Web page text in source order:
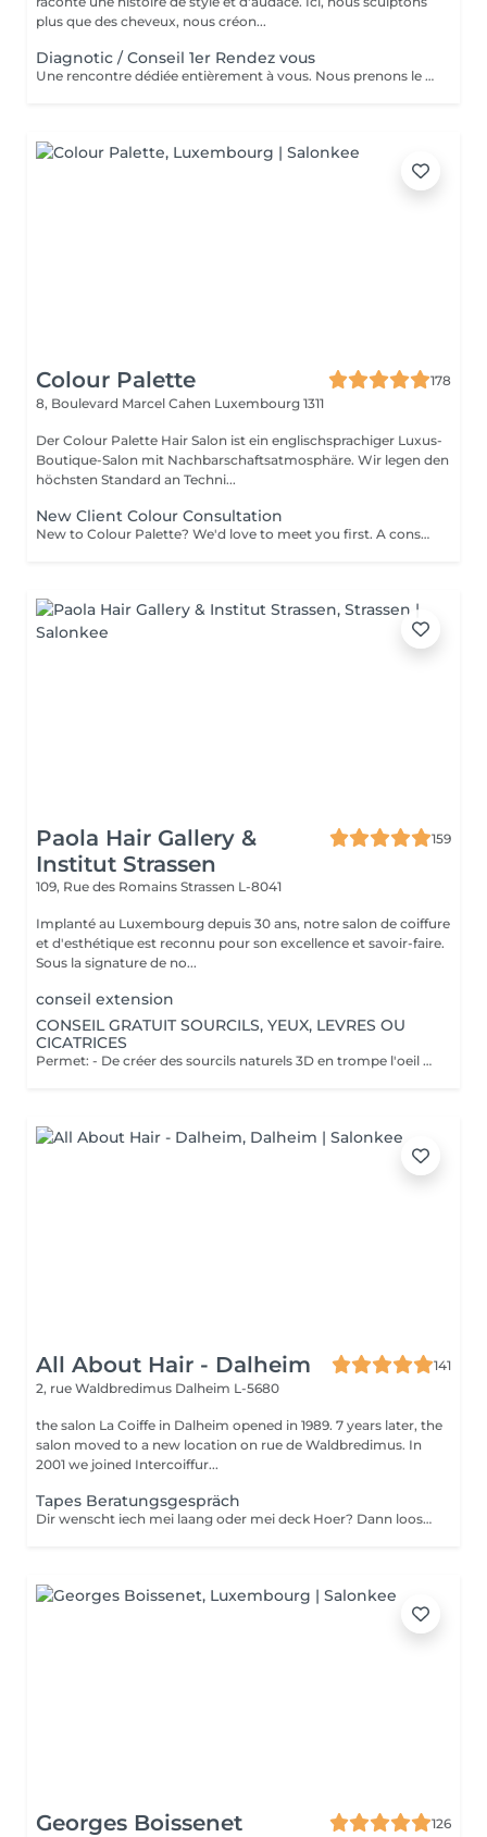
plus que des cheveux, nous créon...
Diagnotic / Conseil 1er Rendez vous
Une rencontre dédiée entièrement à vous. Nous prenons le temps d'analyser votre chevelure, de comprendre vos habitudes et d'échanger sur vos envies pour définir ensemble la routine et le style qui vous correspondent vraiment. Un moment privilégié pour poser les bases d'un suivi sur mesure.
Colour Palette
178
8, Boulevard Marcel Cahen Luxembourg 1311
Der Colour Palette Hair Salon ist ein englischsprachiger Luxus-
Boutique-Salon mit Nachbarschaftsatmosphäre. Wir legen den
höchsten Standard an Techni...
New Client Colour Consultation
New to Colour Palette? We'd love to meet you first. A consultation is required before booking any new colour service, including highlights, balayage, blonding, and colour transformations. During your consultation, we'll discuss your hair goals, assess your hair, and create a personalised colour plan together. Solid root retouch appointments are exempt from this requirement. Ideal for: Major colour changes Colour corrections First-time lightening or blonding Extension inquiries Unsure clients
Paola Hair Gallery &
Institut Strassen
159
109, Rue des Romains Strassen L-8041
Implanté au Luxembourg depuis 30 ans, notre salon de coiffure
et d'esthétique est reconnu pour son excellence et savoir-faire.
Sous la signature de no...
conseil extension
CONSEIL GRATUIT SOURCILS, YEUX, LEVRES OU
CICATRICES
Permet: - De créer des sourcils naturels 3D en trompe l'oeil en poils pour parfaire une ligne déjà existante en effet poudré. - De définir et volumiser vos lèvres dans des teintes nuées ou donner un effet légèrement maquillé. - Pour les yeux vous pouvez opter pour un trait fin au ras des cils pour un résultat discret ou un liner poudré pour un effet raffiné. Il est également possible de corriger des cicatrices. Notre esthéticienne Elodie pratique la micropigmentation digitale à ne pas confondre avec le microblading ( lame manuelle ) depuis plus de 10 ans. Pas d'effets tatouage, pas de pigments qui virent, pas de cicatrices. Cette méthode ne crée pas de cicatrices et permet d'insérer le pigment de manière douce dans la peau. Les pigments utilisés ne virent pas dans le temps et Elodie vous promet un résultat raffiné et non un effet marqué style "tatouage". Nous vous proposons un rendez-vous conseil gratuit afin de visualiser l'effet avec du maquillage et d'obtenir les réponses à vos questions.
All About Hair - Dalheim
141
2, rue Waldbredimus Dalheim L-5680
the salon La Coiffe in Dalheim opened in 1989. 7 years later, the
salon moved to a new location on rue de Waldbredimus. In
2001 we joined Intercoiffur...
Tapes Beratungsgespräch
Dir wenscht iech mei laang oder mei deck Hoer? Dann loost iech proffesionnel beroden.
Georges Boissenet
126